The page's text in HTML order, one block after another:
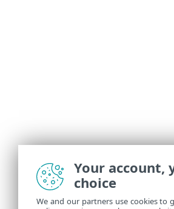
Your account,
choice
We and our partners use cookies to